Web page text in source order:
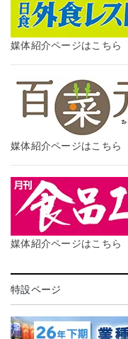
媒体紹介ページはこちら
媒体紹介ページはこちら
媒体紹介ページはこちら
特設ページ